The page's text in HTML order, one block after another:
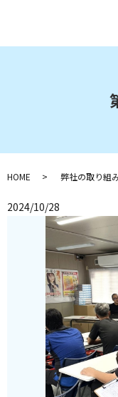
HOME 弊社の取り組
2024/10/28